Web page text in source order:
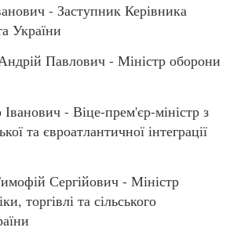
- Заступник Керівника
України
Павлович - Міністр оборони
- Віце-прем'єр-міністр з
та євроатлантичної інтеграції
Сергійович - Міністр
торгівлі та сільського